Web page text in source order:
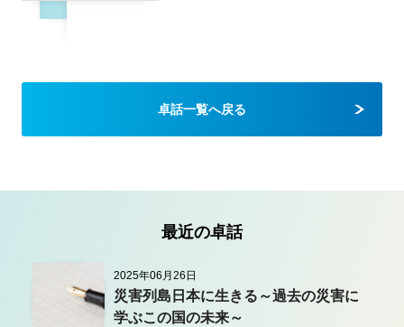
卓話一覧へ戻る
最近の卓話
2025年06月26日
災害列島日本に生きる～過去の災害に
学ぶこの国の未来～